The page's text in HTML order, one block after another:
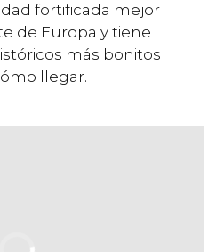
fortificada mejor
de Europa y tiene
más bonitos
llegar.